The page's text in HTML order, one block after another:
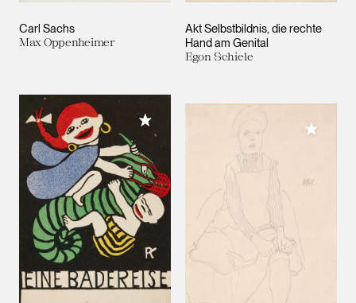
Carl Sachs
Max Oppenheimer
Akt Selbstbildnis, die rechte
Hand am Genital
Egon Schiele
Meiner Sammlung hinzufügen
Meiner